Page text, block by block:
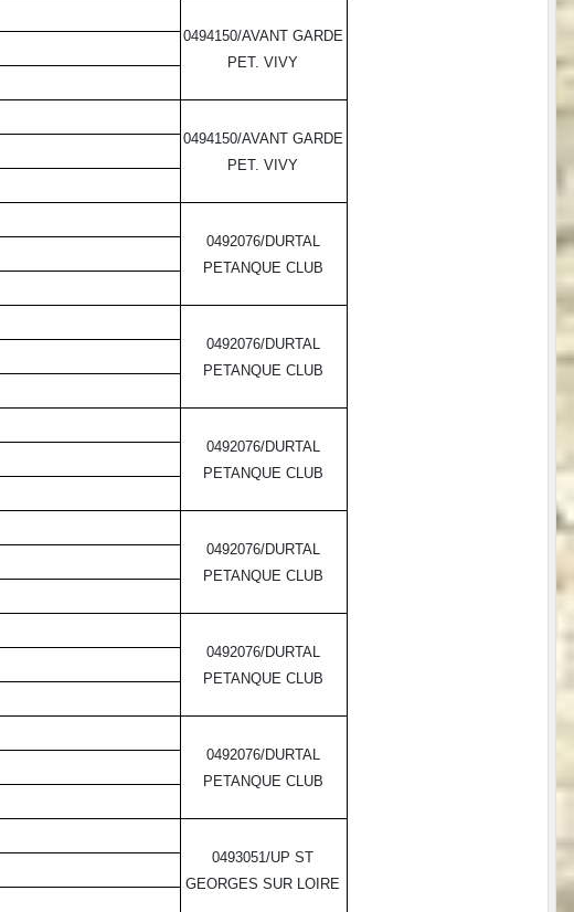
0494150/AVANT GARDE
PET. VIVY
0494150/AVANT GARDE
PET. VIVY
0492076/DURTAL
PETANQUE CLUB
0492076/DURTAL
PETANQUE CLUB
0492076/DURTAL
PETANQUE CLUB
0492076/DURTAL
PETANQUE CLUB
0492076/DURTAL
PETANQUE CLUB
0492076/DURTAL
PETANQUE CLUB
0493051/UP ST
GEORGES SUR LOIRE